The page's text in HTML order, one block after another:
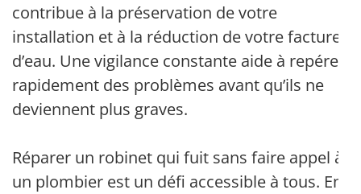
contribue à la préservation de votre
installation et à la réduction de votre facture
d’eau. Une vigilance constante aide à repérer
rapidement des problèmes avant qu’ils ne
deviennent plus graves.
Réparer un robinet qui fuit sans faire appel à
un plombier est un défi accessible à tous. En